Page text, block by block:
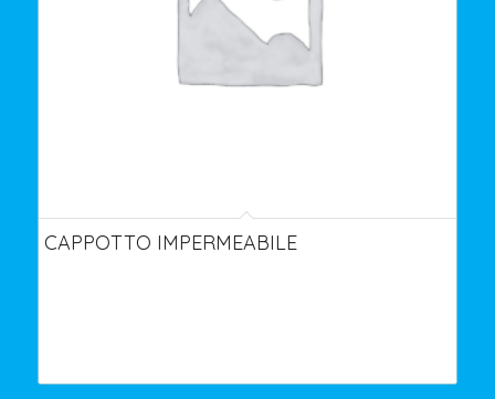
CAPPOTTO IMPERMEABILE